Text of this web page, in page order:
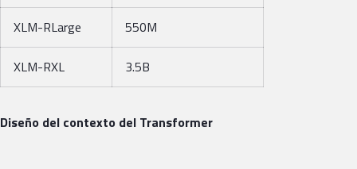
XLM-RLarge 550M
XLM-RXL 3.5B
Diseño del contexto del Transformer